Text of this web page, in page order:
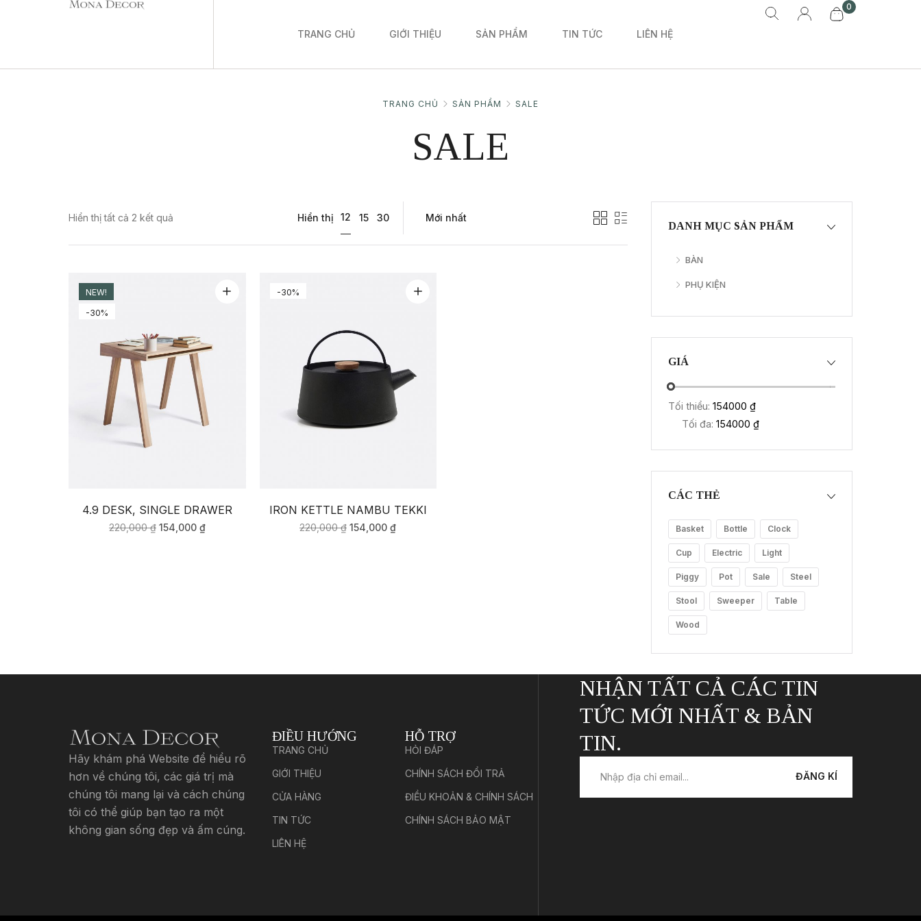
TRANG CHỦ GIỚI THIỆU SẢN PHẨM TIN TỨC LIÊN HỆ
0
SALE
TRANG CHỦ SẢN PHẨM SALE
Hiển thị tất cả 2 kết quả Hiển thị 12 15 30
NEW!
-30%
4.9 DESK, SINGLE DRAWER
220,000₫ 154,000 ₫
-30%
IRON KETTLE NAMBU TEKKI
220,000₫ 154,000₫
DANH MỤC SẢN PHẨM
BÀN
PHỤ KIỆN
GIÁ
Tối thiểu:154000 ₫
Tối đa:154000 ₫
CÁC THẺ
Basket Bottle Clock
Cup Electric Light
Piggy Pot Sale Steel
Stool Sweeper Table
Wood
Hãy khám phá Website để hiểu rõ
hơn về chúng tôi, các giá trị mà
chúng tôi mang lại và cách chúng
tôi có thể giúp bạn tạo ra một
không gian sống đẹp và ấm cúng.
ĐIỀU HƯỚNG
TRANG CHỦ
GIỚI THIỆU
CỬA HÀNG
TIN TỨC
LIÊN HỆ
HỖ TRỢ
HỎI ĐÁP
CHÍNH SÁCH ĐỔI TRẢ
ĐIỀU KHOẢN & CHÍNH SÁCH
CHÍNH SÁCH BẢO MẬT
NHẬN TẤT CẢ CÁC TIN
TỨC MỚI NHẤT & BẢN
TIN.
ĐĂNG KÍ